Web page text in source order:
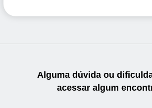
Alguma dúvida ou
acessar algum